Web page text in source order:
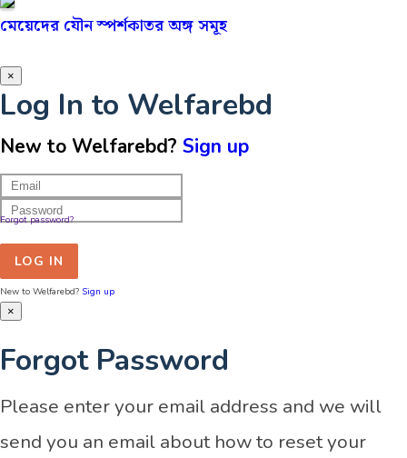
মেয়েদের যৌন স্পর্শকাতর অঙ্গ সমূহ
×
Log In to Welfarebd
New to Welfarebd? Sign up
Forgot password?
LOG IN
New to Welfarebd? Sign up
×
Forgot Password
Please enter your email address and we will
send you an email about how to reset your